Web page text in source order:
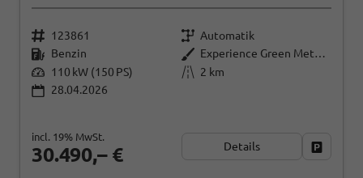
123861
Automatik
Benzin
Experience Green Metallic
110 kW (150 PS)
2 km
28.04.2026
30.490,– €
incl. 19% MwSt.
Details